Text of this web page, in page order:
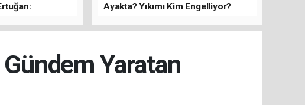
Ayakta? Yıkımı Kim Engelliyor?
Yaratan